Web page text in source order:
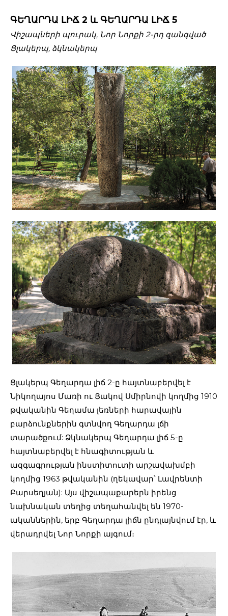
ԳԵՂԱՐԴԱ ԼԻՃ 2 և ԳԵՂԱՐԴԱ ԼԻՃ 5
Վիշապների պուրակ, Նոր Նորքի 2-րդ զանգված
Ցլակերպ, ձկնակերպ
Ցլակերպ Գեղարդա լիճ 2-ը հայտնաբերվել է
Նիկողայոս Մառի ու Յակով Սմիրնովի կողմից 1910
թվականին Գեղամա լեռների հարավային
բարձունքներին գտնվող Գեղարդա լճի
տարածքում: Ձկնակերպ Գեղարդա լիճ 5-ը
հայտնաբերվել է հնագիտության և
ազգագրության ինստիտուտի արշավախմբի
կողմից 1963 թվականին (ղեկավար՝ Լավրենտի
Բարսեղյան): Այս վիշապաքարերն իրենց
նախնական տեղից տեղահանվել են 1970-
ականներին, երբ Գեղարդա լիճն ընդլայնվում էր, և
վերադրվել Նոր Նորքի այգում։